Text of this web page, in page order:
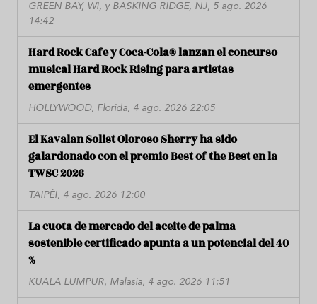
GREEN BAY, WI, y BASKING RIDGE, NJ, 5 ago. 2026
14:42
Hard Rock Cafe y Coca-Cola® lanzan el concurso
musical Hard Rock Rising para artistas
emergentes
HOLLYWOOD, Florida, 4 ago. 2026 22:05
El Kavalan Solist Oloroso Sherry ha sido
galardonado con el premio Best of the Best en la
TWSC 2026
TAIPÉI, 4 ago. 2026 12:00
La cuota de mercado del aceite de palma
sostenible certificado apunta a un potencial del 40
%
KUALA LUMPUR, Malasia, 4 ago. 2026 11:51